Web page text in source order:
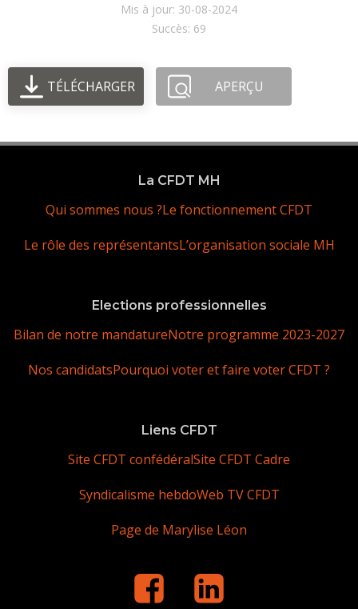
Mis à jour: 30-08-2024
Succès: 69
TÉLÉCHARGER APERÇU
La CFDT MH
Qui sommes nous ?Le fonctionnement CFDT
Le rôle des représentantsL’organisation sociale MH
Elections professionnelles
Bilan de notre mandatureNotre programme 2023-2027
Nos candidatsPourquoi voter et faire voter CFDT ?
Liens CFDT
Site CFDT confédéralSite CFDT Cadre
Syndicalisme hebdoWeb TV CFDT
Page de Marylise Léon